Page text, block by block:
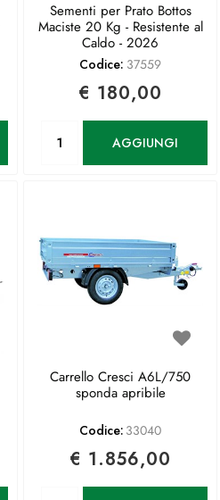
Sementi per Prato Bottos
Maciste 20 Kg - Resistente al
Caldo - 2026
Codice: 37559
€ 180,00
AGGIUNGI
Carrello Cresci A6L/750
sponda apribile
Codice: 33040
€ 1.856,00